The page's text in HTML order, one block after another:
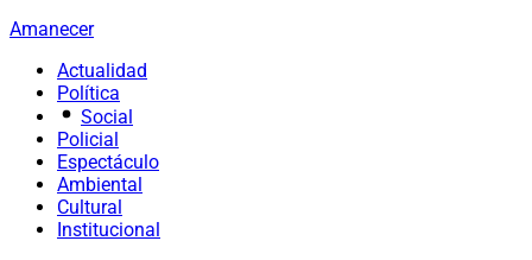
Amanecer
Actualidad
Política
Social
Policial
Espectáculo
Ambiental
Cultural
Institucional